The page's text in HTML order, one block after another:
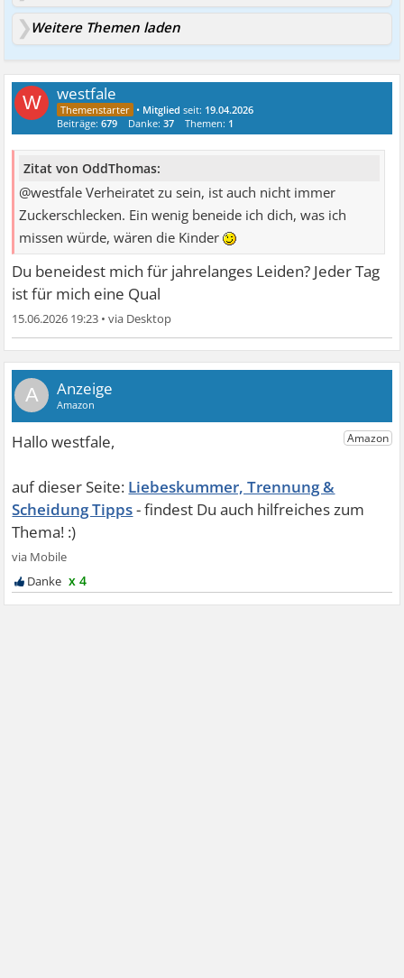
Weitere Themen laden
W westfale
• Mitglied seit: 19.04.2026
Beiträge:679 Danke:37 Themen: 1
Zitat von OddThomas:
@westfale Verheiratet zu sein, ist auch nicht immer
Zuckerschlecken. Ein wenig beneide ich dich, was ich
missen würde, wären die Kinder
Du beneidest mich für jahrelanges Leiden? Jeder Tag
ist für mich eine Qual
15.06.2026 19:23 •
A
Liebeskummer, Trennung &
Scheidung Tipps
x 4